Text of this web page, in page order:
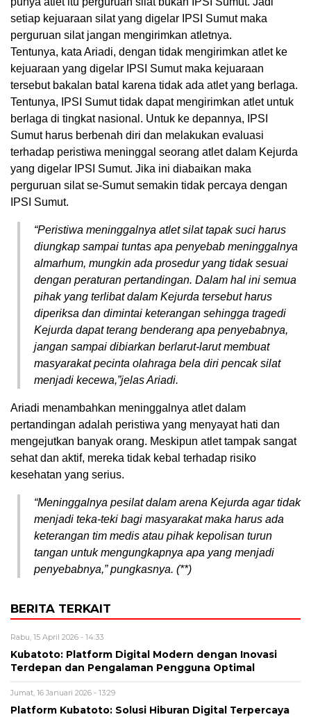
setiap kejuaraan silat yang digelar IPSI Sumut maka
perguruan silat jangan mengirimkan atletnya.
Tentunya, kata Ariadi, dengan tidak mengirimkan atlet ke
kejuaraan yang digelar IPSI Sumut maka kejuaraan
tersebut bakalan batal karena tidak ada atlet yang berlaga.
Tentunya, IPSI Sumut tidak dapat mengirimkan atlet untuk
berlaga di tingkat nasional. Untuk ke depannya, IPSI
Sumut harus berbenah diri dan melakukan evaluasi
terhadap peristiwa meninggal seorang atlet dalam Kejurda
yang digelar IPSI Sumut. Jika ini diabaikan maka
perguruan silat se-Sumut semakin tidak percaya dengan
IPSI Sumut.
“Peristiwa meninggalnya atlet silat tapak suci harus
diungkap sampai tuntas apa penyebab meninggalnya
almarhum, mungkin ada prosedur yang tidak sesuai
dengan peraturan pertandingan. Dalam hal ini semua
pihak yang terlibat dalam Kejurda tersebut harus
diperiksa dan dimintai keterangan sehingga tragedi
Kejurda dapat terang benderang apa penyebabnya,
jangan sampai dibiarkan berlarut-larut membuat
masyarakat pecinta olahraga bela diri pencak silat
menjadi kecewa,”jelas Ariadi.
Ariadi menambahkan meninggalnya atlet dalam
pertandingan adalah peristiwa yang menyayat hati dan
mengejutkan banyak orang. Meskipun atlet tampak sangat
sehat dan aktif, mereka tidak kebal terhadap risiko
kesehatan yang serius.
“Meninggalnya pesilat dalam arena Kejurda agar tidak
menjadi teka-teki bagi masyarakat maka harus ada
keterangan tim medis atau pihak kepolisan turun
tangan untuk mengungkapnya apa yang menjadi
penyebabnya,” pungkasnya. (**)
BERITA TERKAIT
Rabu, 15 April 2026 - 14:33
Kubatoto: Platform Digital Modern dengan Inovasi
Terdepan dan Pengalaman Pengguna Optimal
Jumat, 16 Januari 2026 - 13:29
Platform Kubatoto: Solusi Hiburan Digital Terpercaya